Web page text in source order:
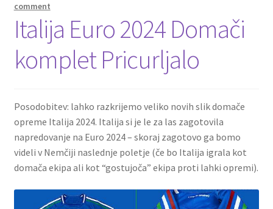
Moj račun
Trgovina
Zaključek nakupa
comment
Italija Euro 2024 Domači
komplet Pricurljalo
Posodobitev: lahko razkrijemo veliko novih slik domače
opreme Italija 2024. Italija si je le za las zagotovila
napredovanje na Euro 2024 – skoraj zagotovo ga bomo
videli v Nemčiji naslednje poletje (če bo Italija igrala kot
domača ekipa ali kot “gostujoča” ekipa proti lahki opremi).